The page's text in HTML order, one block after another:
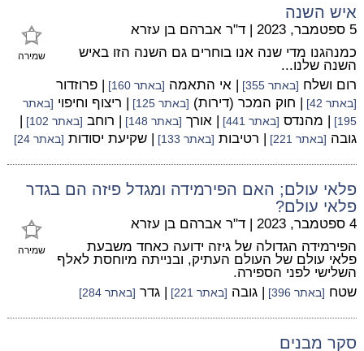
איש השנה
שמירה
5 ספטמבר, 2023 | ד"ר אברהם בן עזרא
כמנהגנו מדי שנה אנו בוחרים גם השנה הזו באיש
השנה שלנו...
רום ושלח [באתר 355] | אי התאמה [באתר 160] | פרוזדור
[באתר 42] | חוק המכר (דירות) [באתר 125] | ריצוף וחיפוי [באתר
195]
| מהנדס [באתר 441] | אורך [באתר 148] | רוחב [באתר 102]
|
גובה [באתר 221] | רטיבות [באתר 133] | שקיעת יסודות [באתר 24]
פלאי עולם; האם הפירמידה ומגדל פיזה הם בגדר
פלאי עולם?
שמירה
4 ספטמבר, 2023 | ד"ר אברהם בן עזרא
הפירמידה הגדולה של גיזה ידועה כאחד משבעת
פלאי עולם של העולם העתיק, ובנייתה מיוחסת לאלף
השלישי לפני הספירה.
שטח [באתר 396] | גובה [באתר 221] | גדר [באתר 284]
סקר מבנים